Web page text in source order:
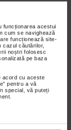
funcționarea acestui
cum se navighează
funcționează site-
cazul căutărilor,
noștri folosesc
pe baza
acord cu aceste
pentru a vă
special, vă puteți
medical pentru
de obicei in
frecventa
al adultilor.
28 iulie 2026
o afectiune si
prea plin, chiar si